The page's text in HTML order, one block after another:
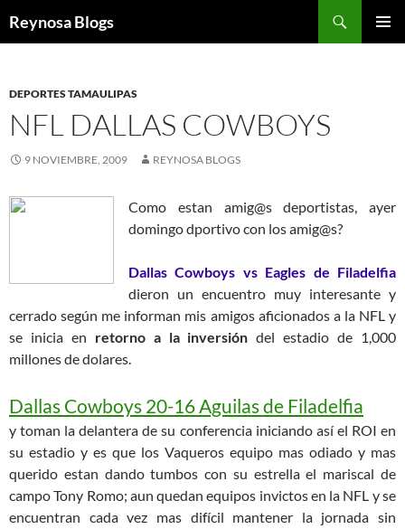
Reynosa Blogs
DEPORTES TAMAULIPAS
NFL DALLAS COWBOYS
9 NOVIEMBRE, 2009 REYNOSA BLOGS
Como estan amig@s deportistas, ayer
domingo dportivo con los amig@s?
Dallas Cowboys vs Eagles de Filadelfia
dieron un encuentro muy interesante y
cerrado según me informan mis amigos aficionados a la NFL y
se inicia en retorno a la inversión del estadio de 1,000
millones de dolares.
Dallas Cowboys 20-16 Aguilas de Filadelfia
y toman la delantera de su conferencia iniciando así el ROI en
su estadio y es que los Vaqueros equipo mas odiado y mas
querido estan dando tumbos con su estrella el mariscal de
campo Tony Romo; aun quedan equipos invictos en la NFL y se
encuentran cada vez mas difícil mantener la jornada sin